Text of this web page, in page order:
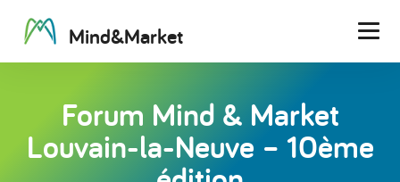
Mind&Market
Forum Mind & Market
Louvain-la-Neuve – 10ème